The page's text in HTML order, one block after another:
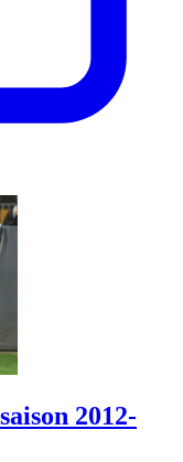
2012-